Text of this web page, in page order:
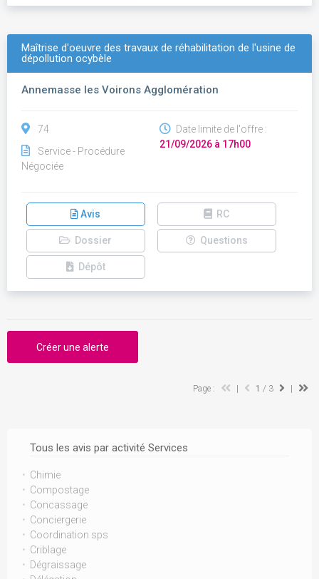
Tous les avis par activité Services
Chimie
Compostage
Concassage
Conciergerie
Coordination sps
Criblage
Dégraissage
Maîtrise d'oeuvre des travaux de réhabilitation de l'usine de
dépollution ocybèle
Annemasse les Voirons Agglomération
74
Service - Procédure
Négociée
Date limite de l'offre :
21/09/2026 à 17h00
Avis RC
Dossier Questions
Dépôt
Créer une alerte
Page : 1 / 3